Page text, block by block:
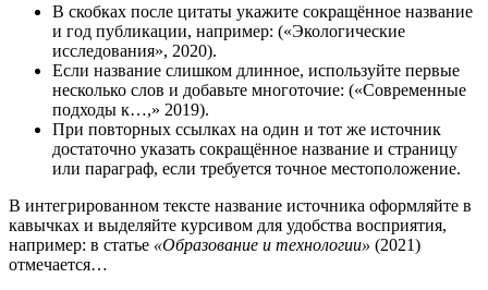
В скобках после цитаты укажите сокращённое название
и год публикации, например: («Экологические
исследования», 2020).
Если название слишком длинное, используйте первые
несколько слов и добавьте многоточие: («Современные
подходы к…,» 2019).
При повторных ссылках на один и тот же источник
достаточно указать сокращённое название и страницу
или параграф, если требуется точное местоположение.
В интегрированном тексте название источника оформляйте в
кавычках и выделяйте курсивом для удобства восприятия,
например: в статье «Образование и технологии» (2021)
отмечается…